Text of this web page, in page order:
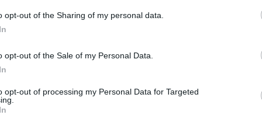
opt-out of the Sharing of my personal data.
opt-out of the Sale of my Personal Data.
opt-out of processing my Personal Data for Targeted
, állampapír-, nyersanyag-, kripto-, ingatlan-
érdemes jelentkezni! Információ és jelentkezés
Megosztás Kisebb lefordulás lett a vége A nap végére
tőzsdéken: az S&P 500 0,6 százalékos esése mellett a
pedig 0,2 százalékos mínuszban...